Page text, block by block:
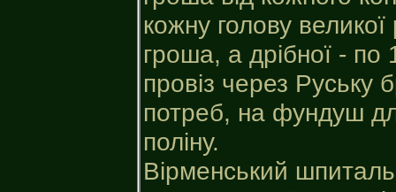
кожну голову
гроша, а дрібної - по
провіз через
потреб, на фундуш
поліну.
Вірменський